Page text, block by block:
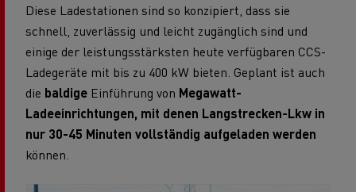
Diese Ladestationen sind so konzipiert, dass sie
schnell, zuverlässig und leicht zugänglich sind und
einige der leistungsstärksten heute verfügbaren CCS-
Ladegeräte mit bis zu 400 kW bieten. Geplant ist auch
die baldige Einführung von Megawatt-
Ladeeinrichtungen, mit denen Langstrecken-Lkw in
nur 30-45 Minuten vollständig aufgeladen werden
können.